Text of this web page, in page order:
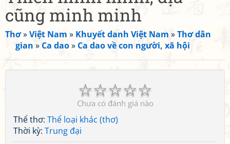
cũng minh minh
Thơ»Việt Nam » Khuyết danh Việt Nam »Thơ dân
gian » Ca dao» Ca dao về con người, xã hội
☆
☆
☆
☆
☆
Chưa có đánh giá nào
Thể thơ: Thể loại khác (thơ)
Thời kỳ: Trung đại